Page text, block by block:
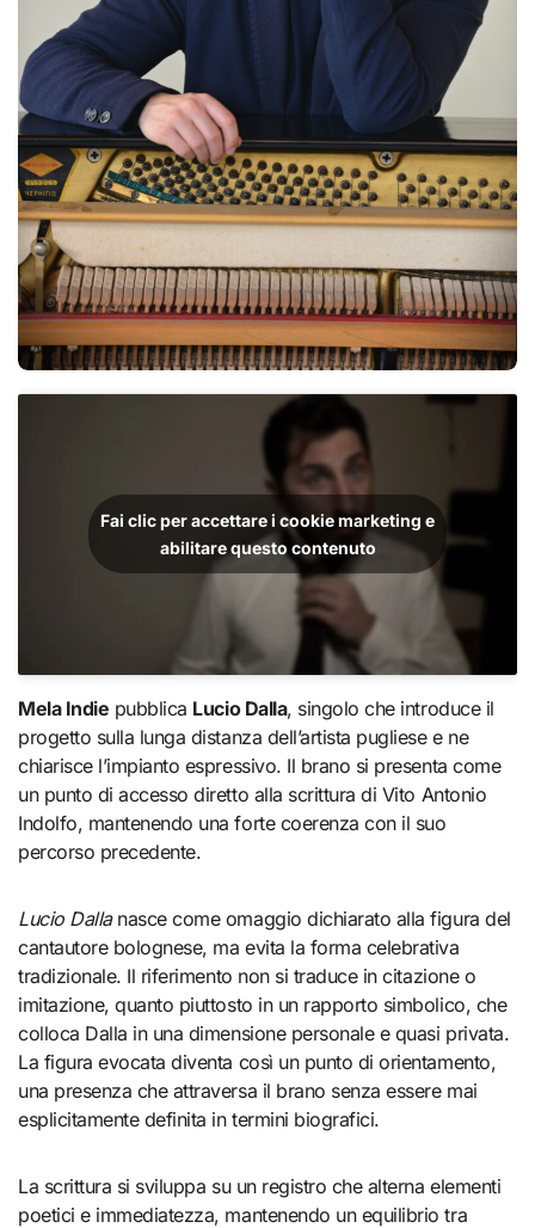
Fai clic per accettare i cookie marketing e
abilitare questo contenuto
Mela Indie pubblica Lucio Dalla, singolo che introduce il
progetto sulla lunga distanza dell’artista pugliese e ne
chiarisce l’impianto espressivo. Il brano si presenta come
un punto di accesso diretto alla scrittura di Vito Antonio
Indolfo, mantenendo una forte coerenza con il suo
percorso precedente.
Lucio Dallanasce come omaggio dichiarato alla figura del
cantautore bolognese, ma evita la forma celebrativa
tradizionale. Il riferimento non si traduce in citazione o
imitazione, quanto piuttosto in un rapporto simbolico, che
colloca Dalla in una dimensione personale e quasi privata.
La figura evocata diventa così un punto di orientamento,
una presenza che attraversa il brano senza essere mai
esplicitamente definita in termini biografici.
La scrittura si sviluppa su un registro che alterna elementi
poetici e immediatezza, mantenendo un equilibrio tra